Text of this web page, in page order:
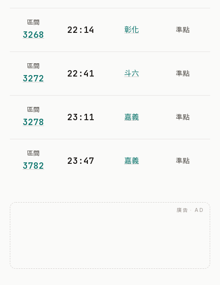
區間
3268 22:14 彰化 準點
區間
3272 22:41 斗六 準點
區間
3278 23:11 嘉義 準點
區間
3782 23:47 嘉義 準點
廣告 · AD